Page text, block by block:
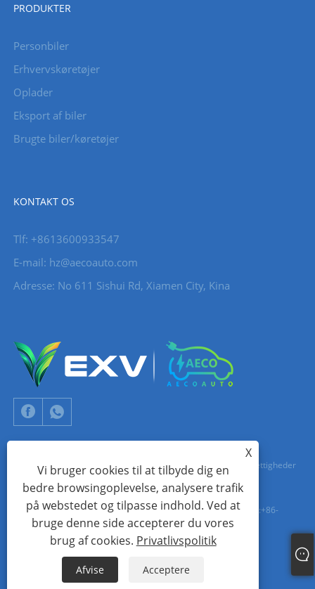
PRODUKTER
Personbiler
Erhvervskøretøjer
Oplader
Eksport af biler
Brugte biler/køretøjer
KONTAKT OS
Tlf: +8613600933547
E-mail: hz@aecoauto.com
Adresse: No 611 Sishui Rd, Xiamen City, Kina
Copyright © 2024 Xiamen Aecoauto Technology Co., Ltd. Alle rettigheder
forbeholdes.
TEKNISK SUPPORT FOR HJEMMESIDE: TIANYU NETVÆRK jack Lin:+86-
15559188336
Sitemap XML Privatlivspolitik
X
Vi bruger cookies til at tilbyde dig en
bedre browsingoplevelse, analysere trafik
på webstedet og tilpasse indhold. Ved at
bruge denne side accepterer du vores
brug af cookies. Privatlivspolitik
Afvise Acceptere